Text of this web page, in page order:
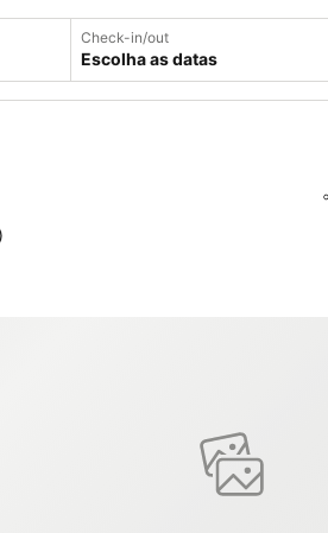
Check-in/out
Escolha as datas